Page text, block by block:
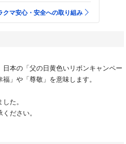
クマ安心・安全への取り組み
本の「父の日黄色いリボンキャンペー
」や「尊敬」を意味します。
た。
ださい。